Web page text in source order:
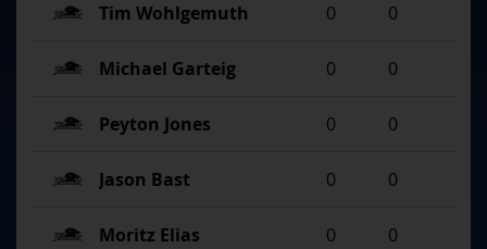
Tim Wohlgemuth 0 0
Michael Garteig 0 0
Peyton Jones 0 0
Jason Bast 0 0
Moritz Elias 0 0